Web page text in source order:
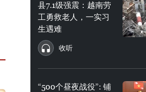
县7.1级强震：越南劳
工勇救老人，一实习
生遇难
收听
“500个昼夜战役”: 铺